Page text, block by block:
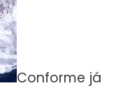
Conforme já